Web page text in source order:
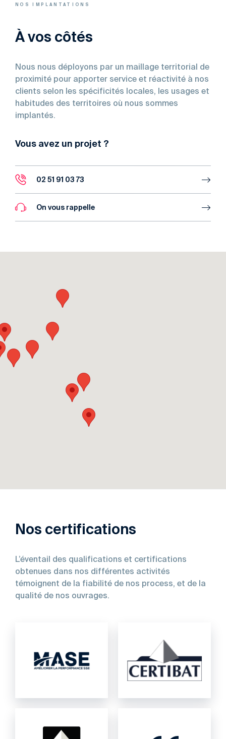
NOS IMPLANTATIONS
À vos côtés
Nous nous déployons par un maillage territorial de
proximité pour apporter service et réactivité à nos
clients selon les spécificités locales, les usages et
habitudes des territoires où nous sommes
implantés.
Vous avez un projet ?
02 51 91 03 73
On vous rappelle
Nos certifications
L’éventail des qualifications et certifications
obtenues dans nos différentes activités
témoignent de la fiabilité de nos process, et de la
qualité de nos ouvrages.